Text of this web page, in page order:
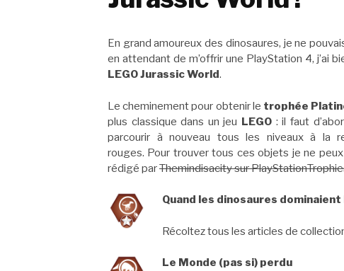
En grand amoureux des dinosaures, je ne
en attendant de m’offrir une PlayStation 4, j’ai
LEGO Jurassic World.
Le cheminement pour obtenir le trophée
plus classique dans un jeu LEGO : il faut
parcourir à nouveau tous les niveaux à la
rouges. Pour trouver tous ces objets je ne
rédigé parThemindisacity sur
Quand les dinosaures dominaient
Récoltez tous les articles de
Le Monde (pas si) perdu